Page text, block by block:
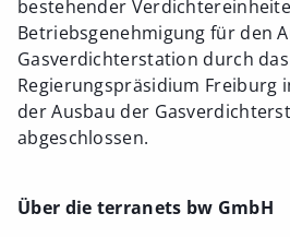
bestehender
Betriebsgenehmigung für den
Gasverdichterstation durch das
Regierungspräsidium Freiburg
der Ausbau der
abgeschlossen.
Über die terranets bw GmbH